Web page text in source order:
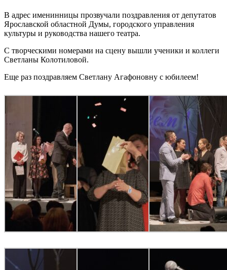
В адрес именинницы прозвучали поздравления от депутатов
Ярославской областной Думы, городского управления
культуры и руководства нашего театра.
С творческими номерами на сцену вышли ученики и коллеги
Светланы Колотиловой.
Еще раз поздравляем Светлану Агафоновну с юбилеем!